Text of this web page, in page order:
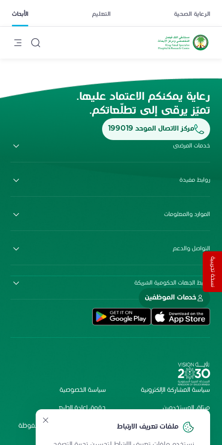
الرعاية الصحية التعليم الأبحاث
ملفات تعريف الارتباط
رعاية يمكنكم الاعتماد عليها.
تميّز يرقى إلى تطلّعاتكم.
مركز الاتصال الموحد 199019
خدمات المرضى
روابط مفيدة
الموارد والمعلومات
التواصل والدعم
روابط الجهات الحكومية الشريكة
خدمات الموظفين
سياسة المشاركة الإلكترونية
سياسة الخصوصية
ميثاق المستخدمين
حقوق إعادة الطبع
شروط الاستخدام
2026 جميع الحقوق محفوظة
نسخة تجريبية